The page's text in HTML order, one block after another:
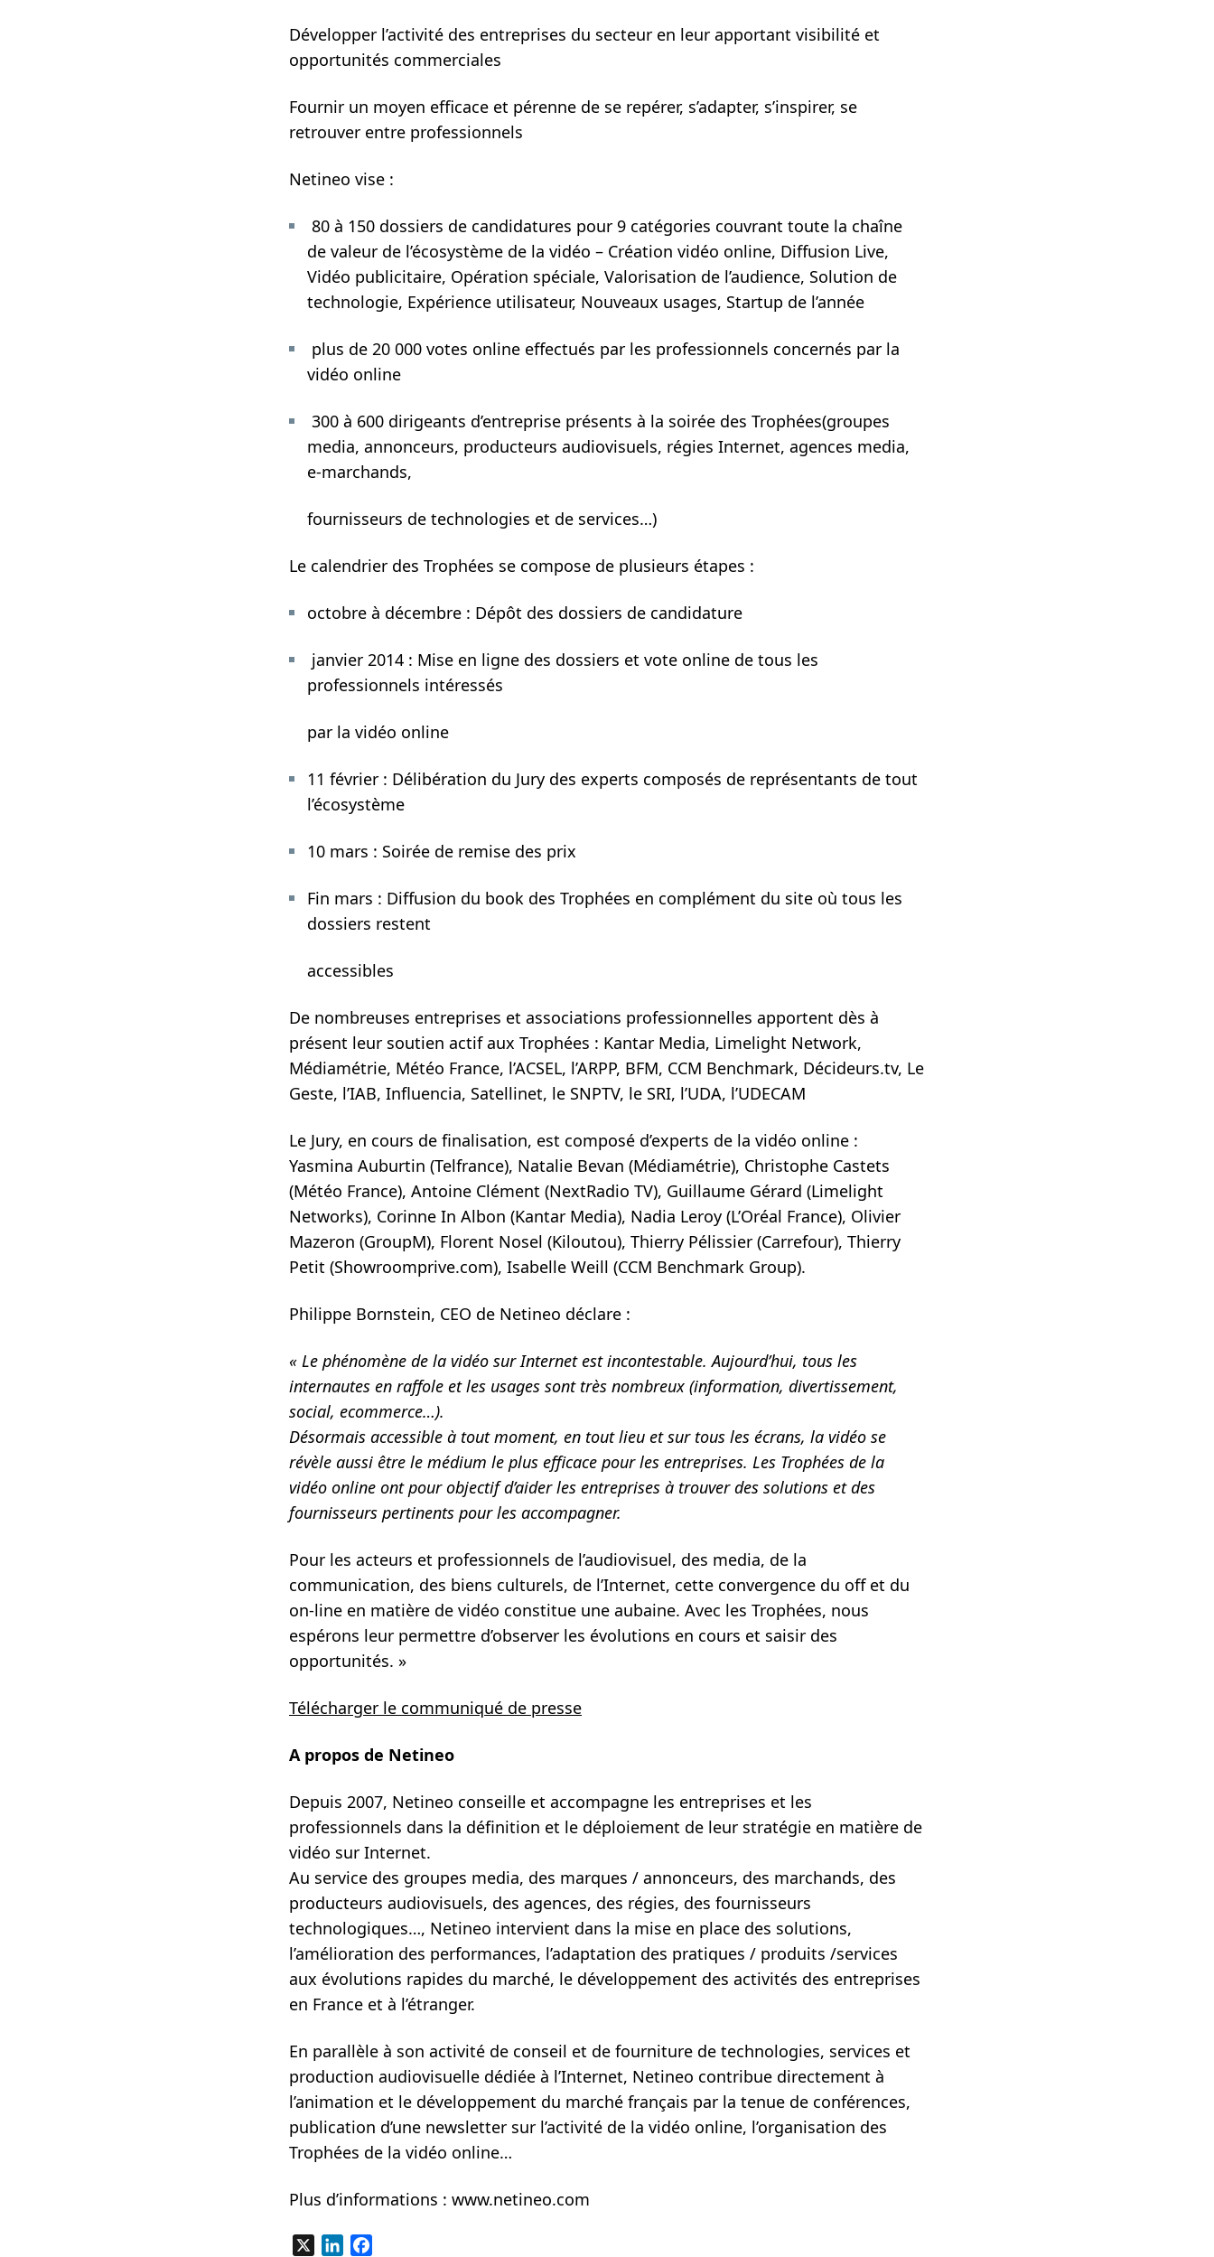
Développer l’activité des entreprises du secteur en leur apportant visibilité et
opportunités commerciales
Fournir un moyen efficace et pérenne de se repérer, s’adapter, s’inspirer, se
retrouver entre professionnels
Netineo vise :
80 à 150 dossiers de candidatures pour 9 catégories couvrant toute la chaîne
de valeur de l’écosystème de la vidéo – Création vidéo online, Diffusion Live,
Vidéo publicitaire, Opération spéciale, Valorisation de l’audience, Solution de
technologie, Expérience utilisateur, Nouveaux usages, Startup de l’année
plus de 20 000 votes online effectués par les professionnels concernés par la
vidéo online
300 à 600 dirigeants d’entreprise présents à la soirée des Trophées(groupes
media, annonceurs, producteurs audiovisuels, régies Internet, agences media,
e-marchands,
fournisseurs de technologies et de services…)
Le calendrier des Trophées se compose de plusieurs étapes :
octobre à décembre : Dépôt des dossiers de candidature
janvier 2014 : Mise en ligne des dossiers et vote online de tous les
professionnels intéressés
par la vidéo online
11 février : Délibération du Jury des experts composés de représentants de tout
l’écosystème
10 mars : Soirée de remise des prix
Fin mars : Diffusion du book des Trophées en complément du site où tous les
dossiers restent
accessibles
De nombreuses entreprises et associations professionnelles apportent dès à
présent leur soutien actif aux Trophées : Kantar Media, Limelight Network,
Médiamétrie, Météo France, l’ACSEL, l’ARPP, BFM, CCM Benchmark, Décideurs.tv, Le
Geste, l’IAB, Influencia, Satellinet, le SNPTV, le SRI, l’UDA, l’UDECAM
Le Jury, en cours de finalisation, est composé d’experts de la vidéo online :
Yasmina Auburtin (Telfrance), Natalie Bevan (Médiamétrie), Christophe Castets
(Météo France), Antoine Clément (NextRadio TV), Guillaume Gérard (Limelight
Networks), Corinne In Albon (Kantar Media), Nadia Leroy (L’Oréal France), Olivier
Mazeron (GroupM), Florent Nosel (Kiloutou), Thierry Pélissier (Carrefour), Thierry
Petit (Showroomprive.com), Isabelle Weill (CCM Benchmark Group).
Philippe Bornstein, CEO de Netineo déclare :
« Le phénomène de la vidéo sur Internet est incontestable. Aujourd’hui, tous les
internautes en raffole et les usages sont très nombreux (information, divertissement,
social, ecommerce…).
Désormais accessible à tout moment, en tout lieu et sur tous les écrans, la vidéo se
révèle aussi être le médium le plus efficace pour les entreprises. Les Trophées de la
vidéo online ont pour objectif d’aider les entreprises à trouver des solutions et des
fournisseurs pertinents pour les accompagner.
Pour les acteurs et professionnels de l’audiovisuel, des media, de la
communication, des biens culturels, de l’Internet, cette convergence du off et du
on-line en matière de vidéo constitue une aubaine. Avec les Trophées, nous
espérons leur permettre d’observer les évolutions en cours et saisir des
opportunités. »
Télécharger le communiqué de presse
A propos de Netineo
Depuis 2007, Netineo conseille et accompagne les entreprises et les
professionnels dans la définition et le déploiement de leur stratégie en matière de
vidéo sur Internet.
Au service des groupes media, des marques / annonceurs, des marchands, des
producteurs audiovisuels, des agences, des régies, des fournisseurs
technologiques…, Netineo intervient dans la mise en place des solutions,
l’amélioration des performances, l’adaptation des pratiques / produits /services
aux évolutions rapides du marché, le développement des activités des entreprises
en France et à l’étranger.
En parallèle à son activité de conseil et de fourniture de technologies, services et
production audiovisuelle dédiée à l’Internet, Netineo contribue directement à
l’animation et le développement du marché français par la tenue de conférences,
publication d’une newsletter sur l’activité de la vidéo online, l’organisation des
Trophées de la vidéo online…
Plus d’informations : www.netineo.com
LinkedIn